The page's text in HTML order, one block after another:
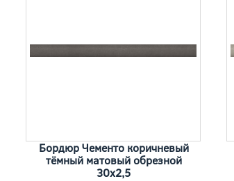
Бордюр Чементо коричневый
тёмный матовый обрезной
30x2,5